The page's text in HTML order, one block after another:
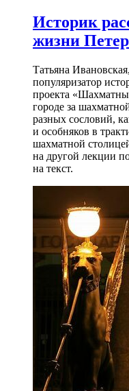
Историк
жизни
Татьяна
популяризатор
проекта
городе за
разных сословий,
и особняков в
шахматной
на другой лекции
на текст.